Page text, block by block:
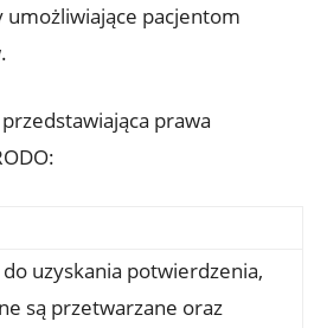
umożliwiające pacjentom
prawa
uzyskania potwierdzenia,
są przetwarzane oraz